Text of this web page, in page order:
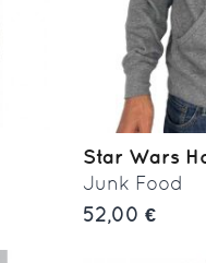
Star Wars
Junk Food
52,00 €